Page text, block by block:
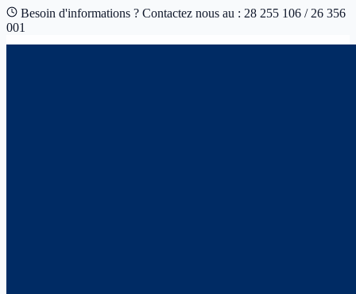
Besoin d'informations ? Contactez nous au : 28 255 106 / 26 356
001